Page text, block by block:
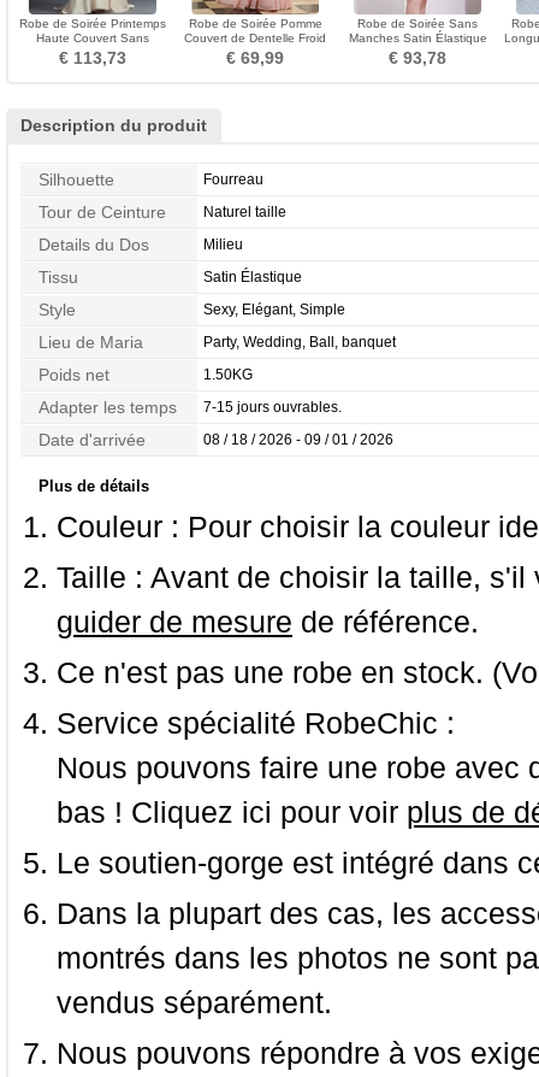
Robe de Soirée Printemps
Haute Couvert Sans
Manches Fleurs Perspectif
€ 113,73
Robe de Soirée Pomme
Couvert de Dentelle Froid
Mancheron Longueur au
sol
€ 69,99
Robe de Soirée Sans
Manches Satin Élastique
Naturel taille Sexy
€ 93,78
Description du produit
Silhouette Fourreau
Tour de Ceinture Naturel taille
Details du Dos Milieu
Tissu Satin Élastique
Style Sexy, Elégant, Simple
Lieu de Maria Party, Wedding, Ball, banquet
Poids net 1.50KG
Adapter les temps 7-15 jours ouvrables.
Date d'arrivée 08 / 18 / 2026 - 09 / 01 / 2026
Plus de détails
Couleur : Pour choisir la couleur
Taille : Avant de choisir la taille,
guider de mesure de référence.
Ce n'est pas une robe en stock.
Service spécialité RobeChic :
Nous pouvons faire une robe
bas ! Cliquez ici pour voir plus de
Le soutien-gorge est intégré dans
Dans la plupart des cas, les
montrés dans les photos ne sont
vendus séparément.
Nous pouvons répondre à vos